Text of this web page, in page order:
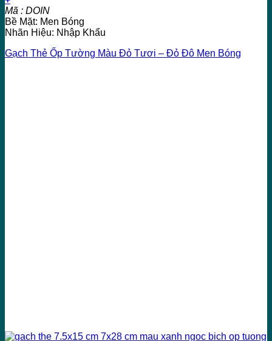
Mã : DOIN
Bề Mặt: Men Bóng
Nhãn Hiệu: Nhập Khẩu
Gạch Thẻ Ốp Tường Màu Đỏ Tươi – Đỏ Đô Men Bóng